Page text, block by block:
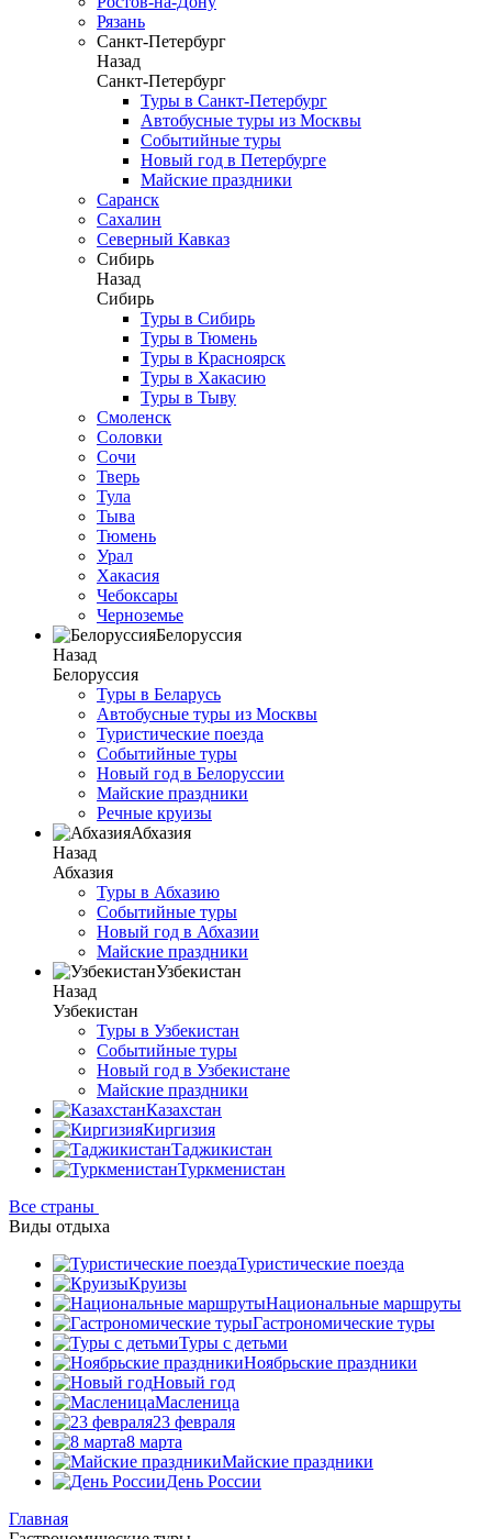
Рязань
Санкт-Петербург
Назад
Санкт-Петербург
Туры в Санкт-Петербург
Автобусные туры из Москвы
Событийные туры
Новый год в Петербурге
Майские праздники
Саранск
Сахалин
Северный Кавказ
Сибирь
Назад
Сибирь
Туры в Сибирь
Туры в Тюмень
Туры в Красноярск
Туры в Хакасию
Туры в Тыву
Смоленск
Соловки
Сочи
Тверь
Тула
Тыва
Тюмень
Урал
Хакасия
Чебоксары
Черноземье
Белоруссия
Назад
Белоруссия
Туры в Беларусь
Автобусные туры из Москвы
Туристические поезда
Событийные туры
Новый год в Белоруссии
Майские праздники
Речные круизы
Абхазия
Назад
Абхазия
Туры в Абхазию
Событийные туры
Новый год в Абхазии
Майские праздники
Узбекистан
Назад
Узбекистан
Туры в Узбекистан
Событийные туры
Новый год в Узбекистане
Майские праздники
Казахстан
Киргизия
Таджикистан
Туркменистан
Все страны
Виды отдыха
Туристические поезда
Круизы
Национальные маршруты
Гастрономические туры
Туры с детьми
Ноябрьские праздники
Новый год
Масленица
23 февраля
8 марта
Майские праздники
День России
Главная